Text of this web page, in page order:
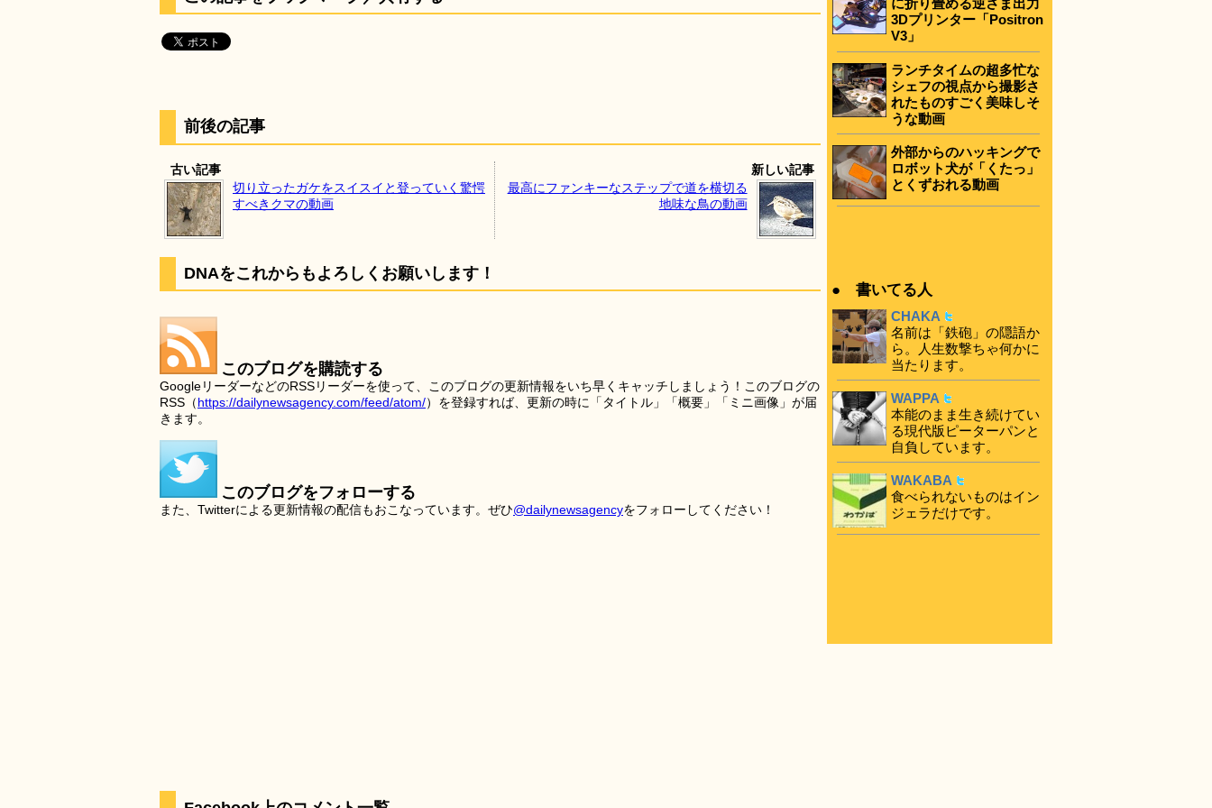
前後の記事
古い記事
切り立ったガケをスイスイと登っていく驚愕
すべきクマの動画
新しい記事
最高にファンキーなステップで道を横切る
地味な鳥の動画
DNAをこれからもよろしくお願いします！
このブログを購読する
GoogleリーダーなどのRSSリーダーを使って、このブログの更新情報をいち早くキャッチしましょう！このブログの
RSS（https://dailynewsagency.com/feed/atom/）を登録すれば、更新の時に「タイトル」「概要」「ミニ画像」が届
きます。
このブログをフォローする
また、Twitterによる更新情報の配信もおこなっています。ぜひ@dailynewsagencyをフォローしてください！
に折り畳める逆さま出力
3Dプリンター「Positron
V3」
ランチタイムの超多忙な
シェフの視点から撮影さ
れたものすごく美味しそ
うな動画
外部からのハッキングで
ロボット犬が「くたっ」
とくずおれる動画
● 書いてる人
CHAKA
名前は「鉄砲」の隠語か
ら。人生数撃ちゃ何かに
当たります。
WAPPA
本能のまま生き続けてい
る現代版ピーターパンと
自負しています。
WAKABA
食べられないものはイン
ジェラだけです。